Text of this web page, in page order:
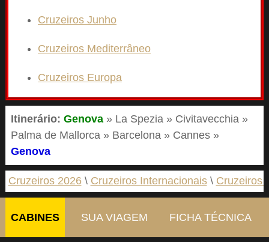
Cruzeiros Junho
Cruzeiros Mediterrâneo
Cruzeiros Europa
Itinerário: Genova » La Spezia » Civitavecchia »
Palma de Mallorca » Barcelona » Cannes »
Genova
Cruzeiros 2026 Cruzeiros Internacionais Cruzeiros
CABINES SUA VIAGEM FICHA TÉCNICA